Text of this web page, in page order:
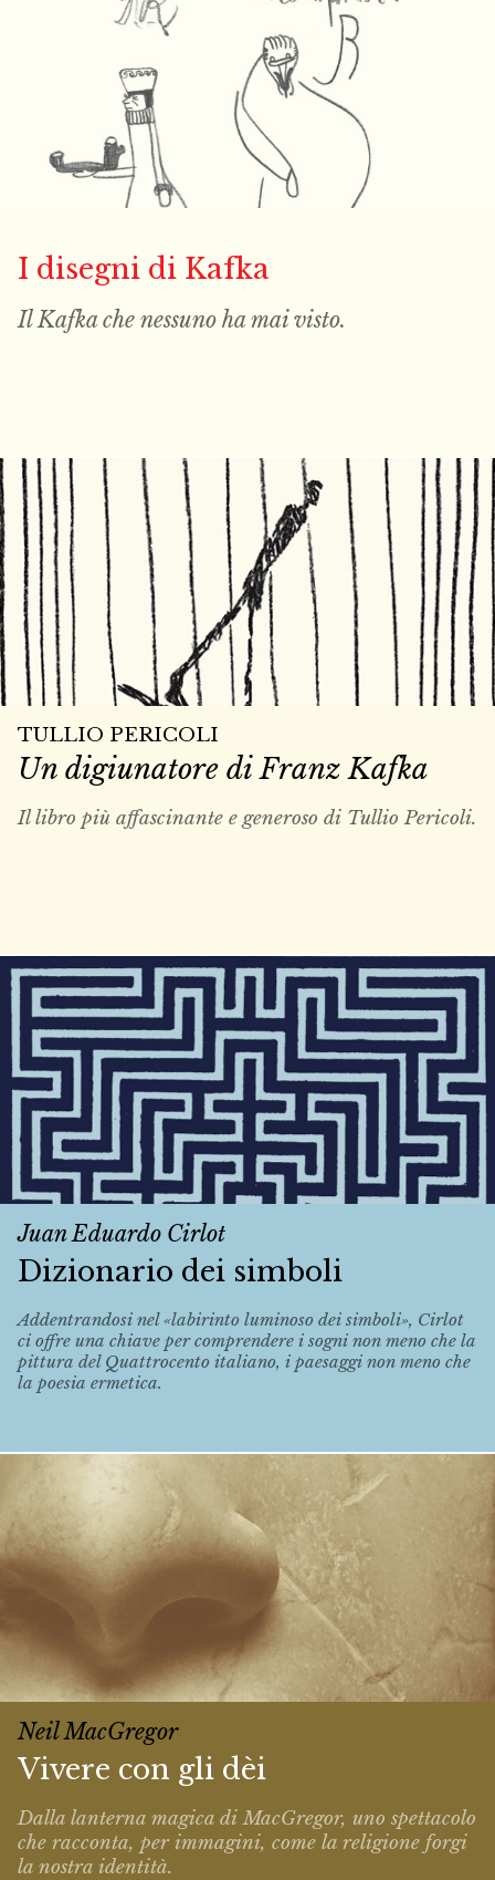
I disegni di Kafka
Il Kafka che nessuno ha maivisto.
TULLIO PERICOLI
Un digiunatore di Franz Kafka
Il libro più affascinante e generoso di Tullio Pericoli.
Juan Eduardo Cirlot
Dizionario dei simboli
Addentrandosi nel «labirinto luminoso dei simboli», Cirlot
ci offre una chiave per comprendere i sogni non meno che la
pittura del Quattrocento italiano, i paesaggi non meno che
la poesia ermetica.
Neil MacGregor
Vivere con gli dèi
Dalla lanterna magica di MacGregor, uno spettacolo
che racconta, per immagini, come la religione forgi
la nostra identità.